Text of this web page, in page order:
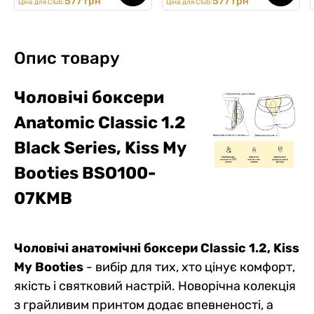
Ціна для Club: Ціна для Club:
Опис товару
Чоловічі боксери
Anatomic Classic 1.2
Black Series, Kiss My
Booties BSO100-
07KMB
Чоловічі анатомічні боксери Classic 1.2, Kiss
My Booties - вибір для тих, хто цінує комфорт,
якість і святковий настрій. Новорічна колекція
з грайливим принтом додає впевненості, а